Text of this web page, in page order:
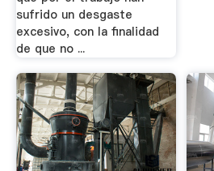
sufrido un desgaste
excesivo, con la finalidad
de que no ...